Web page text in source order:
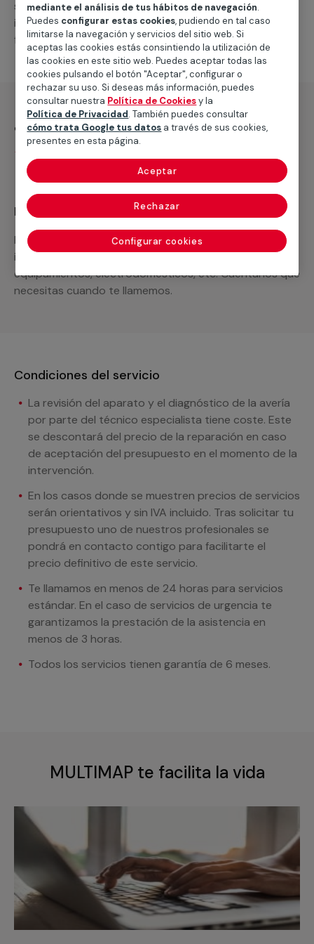
suministro de los materiales necesarios, las
intervenciones a realizar, o la mano de obra que hará
falta para completar tu proyecto.
¿Qué incluye?
Recuerda que en MULTIMAP
Podemos ofrecer cualquier servicio a medida
incluyendo todo lo que necesites: materiales,
equipamientos, electrodomésticos, etc. Cuéntanos que
necesitas cuando te llamemos.
Condiciones del servicio
La revisión del aparato y el diagnóstico de la avería
por parte del técnico especialista tiene coste. Este
se descontará del precio de la reparación en caso
de aceptación del presupuesto en el momento de la
intervención.
En los casos donde se muestren precios de servicios
serán orientativos y sin IVA incluido. Tras solicitar tu
presupuesto uno de nuestros profesionales se
pondrá en contacto contigo para facilitarte el
precio definitivo de este servicio.
Te llamamos en menos de 24 horas para servicios
estándar. En el caso de servicios de urgencia te
garantizamos la prestación de la asistencia en
menos de 3 horas.
Todos los servicios tienen garantía de 6 meses.
MULTIMAP te facilita la vida
mediante el análisis de tus hábitos de navegación.
Puedes configurar estas cookies, pudiendo en tal caso
limitarse la navegación y servicios del sitio web. Si
aceptas las cookies estás consintiendo la utilización de
las cookies en este sitio web. Puedes aceptar todas las
cookies pulsando el botón "Aceptar", configurar o
rechazar su uso. Si deseas más información, puedes
consultar nuestra Política de Cookiesy la
Política de Privacidad. También puedes consultar
cómo trata Google tus datos a través de sus cookies,
presentes en esta página.
Configurar cookies
Rechazar
Aceptar